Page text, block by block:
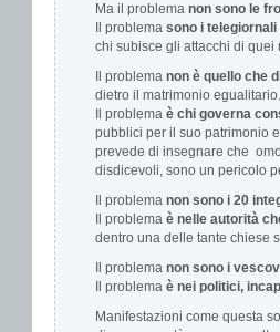
Ma il problema non sono le
Il problema sono i
chi subisce gli attacchi di quei
Il problema non è quello che
dietro il matrimonio egualitario.
Il problema è chi governa
pubblici per il suo patrimonio
prevede di insegnare che
disdicevoli, sono un pericolo
Il problema non sono i 20
Il problema è nelle autorità
dentro una delle tante chiese
Il problema non sono i
Il problema è nei politici,
Manifestazioni come questa